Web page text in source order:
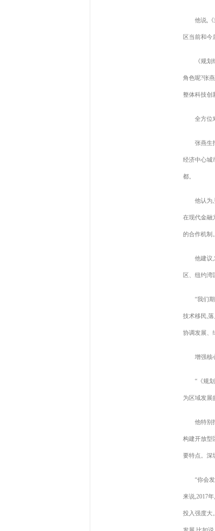
他说,
区当前和今
《规
角色呢?张
整体科技创
全方位
张燕生
经济中心城
都。
他认为
在现代金融
的合作机制。
他建议
区、纽约湾
“我们
技术移民,
协调发展、
增强核
“《规
为区域发展
他特别
构建开放型
要特点。深
“你会
来说,2017
投入强度大